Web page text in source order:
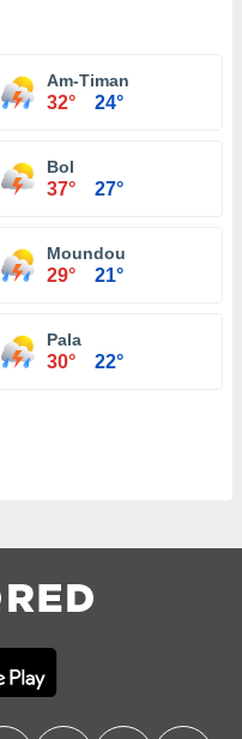
Am-Timan
32° 24°
Bol
37° 27°
Moundou
29° 21°
Pala
30° 22°